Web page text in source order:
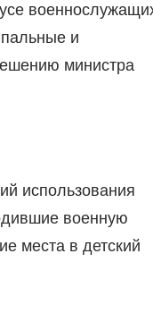
и
министра
использования
военную
места в детский